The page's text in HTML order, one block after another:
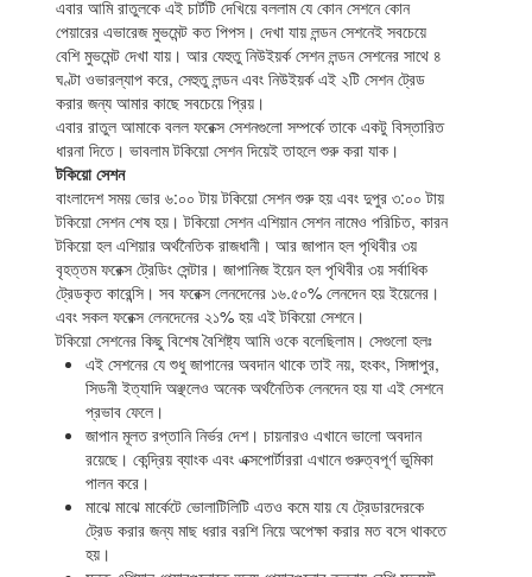
এবার আমি রাতুলকে এই চার্টটি দেখিয়ে বললাম যে কোন সেশনে কোন
পেয়ারের এভারেজ মুভমেন্ট কত পিপস। দেখা যায় লন্ডন সেশনেই সবচেয়ে
বেশি মুভমেন্ট দেখা যায়। আর যেহুতু নিউইয়র্ক সেশন লন্ডন সেশনের সাথে ৪
ঘণ্টা ওভারল্যাপ করে, সেহুতু লন্ডন এবং নিউইয়র্ক এই ২টি সেশন ট্রেড
করার জন্য আমার কাছে সবচেয়ে প্রিয়।
এবার রাতুল আমাকে বলল ফরেক্স সেশনগুলো সম্পর্কে তাকে একটু বিস্তারিত
ধারনা দিতে। ভাবলাম টকিয়ো সেশন দিয়েই তাহলে শুরু করা যাক।
টকিয়ো সেশন
বাংলাদেশ সময় ভোর ৬:০০ টায় টকিয়ো সেশন শুরু হয় এবং দুপুর ৩:০০ টায়
টকিয়ো সেশন শেষ হয়। টকিয়ো সেশন এশিয়ান সেশন নামেও পরিচিত, কারন
টকিয়ো হল এশিয়ার অর্থনৈতিক রাজধানী। আর জাপান হল পৃথিবীর ৩য়
বৃহত্তম ফরেক্স ট্রেডিং সেন্টার। জাপানিজ ইয়েন হল পৃথিবীর ৩য় সর্বাধিক
ট্রেডকৃত কারেন্সি। সব ফরেক্স লেনদেনের ১৬.৫০% লেনদেন হয় ইয়েনের।
এবং সকল ফরেক্স লেনদেনের ২১% হয় এই টকিয়ো সেশনে।
টকিয়ো সেশনের কিছু বিশেষ বৈশিষ্ট্য আমি ওকে বলেছিলাম। সেগুলো হলঃ
এই সেশনের যে শুধু জাপানের অবদান থাকে তাই নয়, হংকং, সিঙ্গাপুর,
সিডনী ইত্যাদি অঞ্ছলেও অনেক অর্থনৈতিক লেনদেন হয় যা এই সেশনে
প্রভাব ফেলে।
জাপান মূলত রপ্তানি নির্ভর দেশ। চায়নারও এখানে ভালো অবদান
রয়েছে। কেন্দ্রিয় ব্যাংক এবং এক্সপোর্টাররা এখানে গুরুত্বপূর্ণ ভুমিকা
পালন করে।
মাঝে মাঝে মার্কেটে ভোলাটিলিটি এতও কমে যায় যে ট্রেডারদেরকে
ট্রেড করার জন্য মাছ ধরার বরশি নিয়ে অপেক্ষা করার মত বসে থাকতে
হয়।